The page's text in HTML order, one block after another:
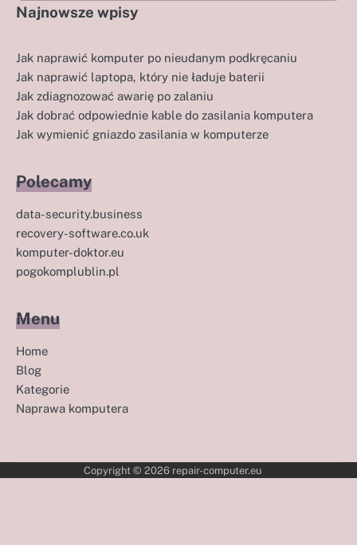
Najnowsze wpisy
Jak naprawić komputer po nieudanym podkręcaniu
Jak naprawić laptopa, który nie ładuje baterii
Jak zdiagnozować awarię po zalaniu
Jak dobrać odpowiednie kable do zasilania komputera
Jak wymienić gniazdo zasilania w komputerze
Polecamy
data-security.business
recovery-software.co.uk
komputer-doktor.eu
pogokomplublin.pl
Menu
Home
Blog
Kategorie
Naprawa komputera
Copyright © 2026 repair-computer.eu